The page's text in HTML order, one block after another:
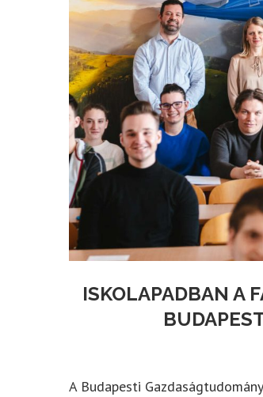
ISKOLAPADBAN A
A Budapesti